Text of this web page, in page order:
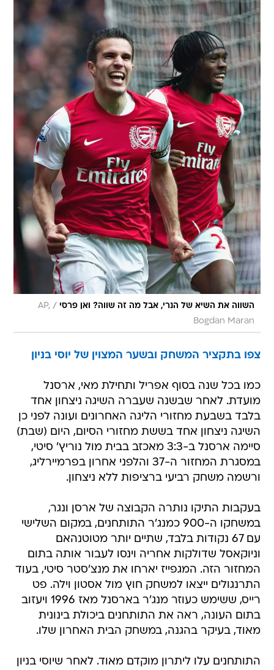
השווה את השיא של הנרי, אבל מה זה שווה? ואן פרסי /
AP,
Bogdan Maran
צפו בתקציר המשחק ובשער המצוין של יוסי בניון
כמו בכל שנה בסוף אפריל ותחילת מאי, ארסנל
מועדת. לאחר שבשנה שעברה השיגה ניצחון אחד
בלבד בשבעת מחזורי הליגה האחרונים ועונה לפני כן
השיגה ניצחון אחד בששת מחזורי הסיום, היום (שבת)
סיימה ארסנל ב-3:3 מאכזב בבית מול נוריץ' סיטי,
במסגרת המחזור ה-37 והלפני אחרון בפרמיירליג,
ורשמה משחק רביעי ברציפות ללא ניצחון.
בעקבות התיקו נותרה הקבוצה של ארסן ונגר,
במשחקו ה-900 כמנג'ר התותחנים, במקום השלישי
עם 67 נקודות בלבד, שתיים יותר מטוטנהאם
וניוקאסל שדולקות אחריה וינסו לעבור אותה בתום
המחזור הזה. המגפייז יארחו את מנצ'סטר סיטי, בעוד
התרנגולים ייצאו למשחק חוץ מול אסטון וילה. פט
רייס, ששימש כעוזר מנג'ר בארסנל מאז 1996 ויעזוב
בתום העונה, ראה את התותחנים ביכולת בינונית
מאוד, בעיקר בהגנה, במשחק הבית האחרון שלו.
התותחנים עלו ליתרון מוקדם מאוד. לאחר שיוסי בניון